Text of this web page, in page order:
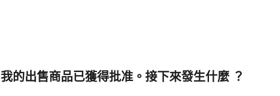
我的出售商品已獲得批准。接下來發生什麼 ？